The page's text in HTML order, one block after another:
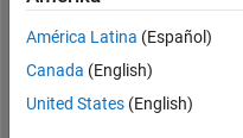
Nachricht
América Latina (Español)
Canada (English)
United States (English)